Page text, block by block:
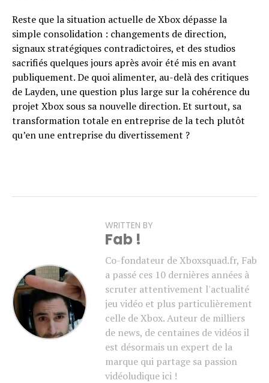
Reste que la situation actuelle de Xbox dépasse la
simple consolidation : changements de direction,
signaux stratégiques contradictoires, et des studios
sacrifiés quelques jours après avoir été mis en avant
publiquement. De quoi alimenter, au-delà des critiques
de Layden, une question plus large sur la cohérence du
projet Xbox sous sa nouvelle direction. Et surtout, sa
transformation totale en entreprise de la tech plutôt
qu’en une entreprise du divertissement ?
WRITTEN BY
Fab !
Co-fondateur de Xboxsquad.fr, Fab
a passé ces 10 dernières années à
scruter attentivement l'actualité
jeu vidéo et plus particulièrement
celle de Xbox. Auteur de milliers
de news, de centaines de vidéos il
est désormais un expert de la
marque qui partage sa passion
vidéoludique ici !